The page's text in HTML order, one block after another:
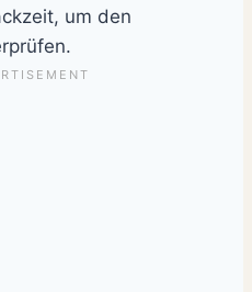
um den